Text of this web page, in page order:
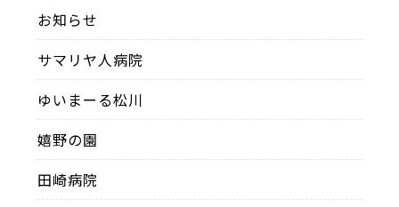
お知らせ
サマリヤ人病院
ゆいまーる松川
嬉野の園
田崎病院